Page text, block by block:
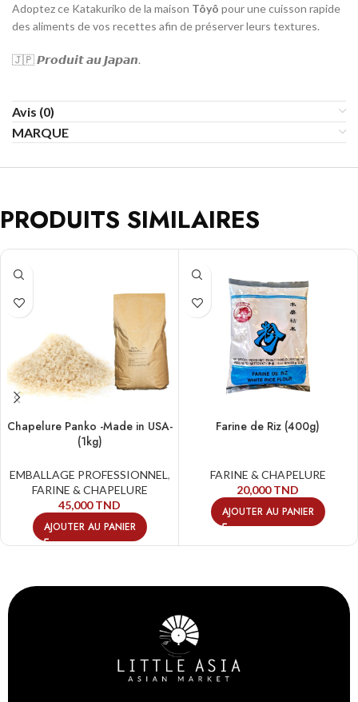
Adoptez ce Katakuriko de la maison Tôyô pour une cuisson rapide
des aliments de vos recettes afin de préserver leurs textures.
🇯🇵 𝙋𝙧𝙤𝙙𝙪𝙞𝙩 𝙖𝙪 𝙅𝙖𝙥𝙖𝙣.
Avis (0)
MARQUE
PRODUITS SIMILAIRES
Chapelure Panko -Made in USA-
(1kg)
EMBALLAGE PROFESSIONNEL ,
FARINE & CHAPELURE
45,000TND
AJOUTER AU PANIER
Farine de Riz (400g)
FARINE & CHAPELURE
20,000TND
AJOUTER AU PANIER